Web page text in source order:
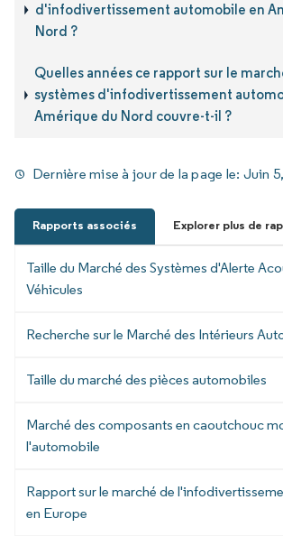
d'infodivertissement automobile en
Nord ?
Quelles années ce rapport sur le
systèmes d'infodivertissement
Amérique du Nord couvre-t-il ?
Dernière mise à jour de la page le: Juin
Rapports associés Explorer plus de
Taille du Marché des Systèmes d'Alerte
Véhicules
Recherche sur le Marché des Intérieurs
Taille du marché des pièces automobiles
Marché des composants en caoutchouc
l'automobile
Rapport sur le marché de
en Europe